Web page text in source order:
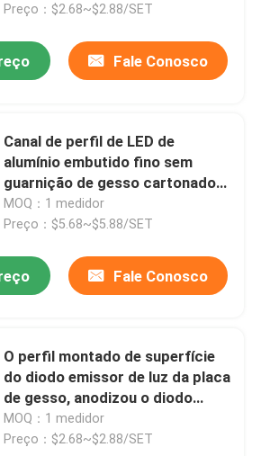
Preço：$2.68~$2.88/SET
Fale Conosco
Canal de perfil de LED de
alumínio embutido fino sem
guarnição de gesso cartonado
para teto
MOQ：1 medidor
Preço：$5.68~$5.88/SET
Fale Conosco
O perfil montado de superfície
do diodo emissor de luz da placa
de gesso, anodizou o diodo
emissor de luz expulsou o canal
de alumínio
MOQ：1 medidor
Preço：$2.68~$2.88/SET